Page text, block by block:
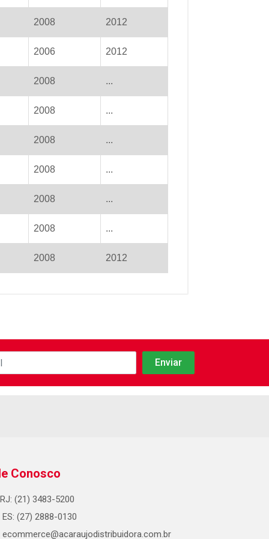
2008 2012
2006 2012
2008 ...
2008 ...
2008 ...
2008 ...
2008 ...
2008 ...
2008 2012
Conosco
RJ: (21) 3483-5200
ES: (27) 2888-0130
ecommerce@acaraujodistribuidora.com.br